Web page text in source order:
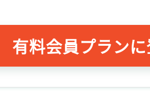
有料会員プラン